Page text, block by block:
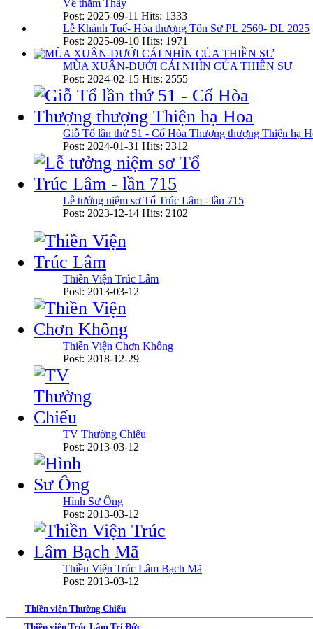
Về thăm Thầy
Post: 2025-09-11 Hits: 1333
Lễ Khánh Tuế- Hòa thượng Tôn Sư PL 2569- DL 2025
Post: 2025-09-10 Hits: 1971
MÙA XUÂN-DƯỚI CÁI NHÌN CỦA THIỀN SƯ
Post: 2024-02-15 Hits: 2555
Giỗ Tổ lần thứ 51 - Cố Hòa Thượng thượng Thiện hạ
Post: 2024-01-31 Hits: 2312
Lễ tưởng niệm sơ Tổ Trúc Lâm - lần 715
Post: 2023-12-14 Hits: 2102
Thiền Viện Trúc Lâm
Post: 2013-03-12
Thiền Viện Chơn Không
Post: 2018-12-29
TV Thường Chiếu
Post: 2013-03-12
Hình Sư Ông
Post: 2013-03-12
Thiền Viện Trúc Lâm Bạch Mã
Post: 2013-03-12
Thiền viện Thường Chiếu
Thiền viện Trúc Lâm Trí Đức